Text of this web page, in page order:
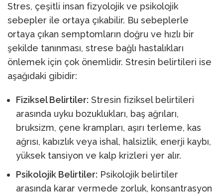
Stres, çeşitli insan fizyolojik ve psikolojik
sebepler ile ortaya çıkabilir. Bu sebeplerle
ortaya çıkan semptomların doğru ve hızlı bir
şekilde tanınması, strese bağlı hastalıkları
önlemek için çok önemlidir. Stresin belirtileri ise
aşağıdaki gibidir:
Fiziksel Belirtiler: Stresin fiziksel belirtileri
arasında uyku bozuklukları, baş ağrıları,
bruksizm, çene krampları, aşırı terleme, kas
ağrısı, kabızlık veya ishal, halsizlik, enerji kaybı,
yüksek tansiyon ve kalp krizleri yer alır.
Psikolojik Belirtiler: Psikolojik belirtiler
arasında karar vermede zorluk, konsantrasyon